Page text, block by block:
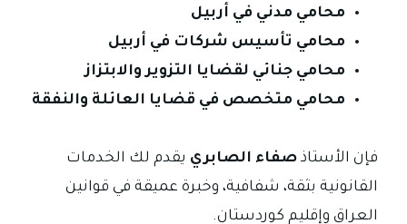
محامي مدني في أربيل
محامي تأسيس شركات في أربيل
محامي جنائي لقضايا التزوير والابتزاز
محامي متخصص في قضايا العائلة والنفقة
فإن الأستاذ صفاء الصابري يقدم لك الخدمات
القانونية بثقة، شفافية، وخبرة عميقة في قوانين
العراق وإقليم كوردستان.